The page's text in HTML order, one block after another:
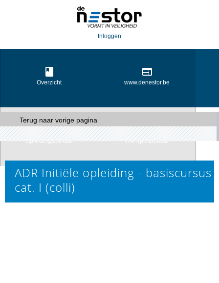
Inloggen
Overzicht www.denestor.be
Opleidingsportaal Transportportaal
Terug naar vorige pagina
ADR Initiële opleiding - basiscursus
cat. I (colli)